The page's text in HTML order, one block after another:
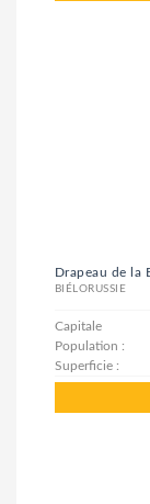
Drapeau de la
BIÉLORUSSIE
Capitale
Population :
Superficie :